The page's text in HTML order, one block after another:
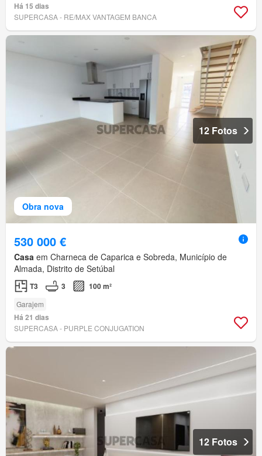
Há 15 dias
SUPERCASA - RE/MAX VANTAGEM BANCA
Obra nova
12 Fotos
530 000 €
Casa em Charneca de Caparica e Sobreda, Município de
Almada, Distrito de Setúbal
T3 3 100 m²
Garajem
Há 21 dias
SUPERCASA - PURPLE CONJUGATION
12 Fotos